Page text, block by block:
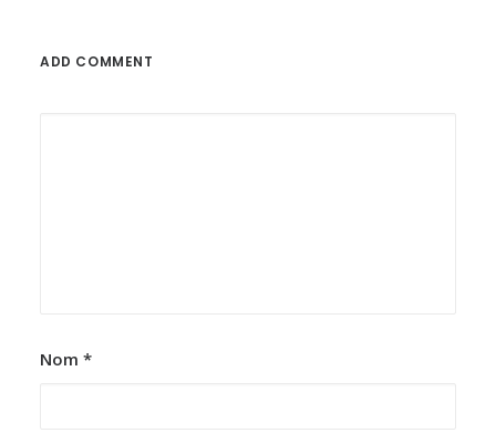
ADD COMMENT
Nom *